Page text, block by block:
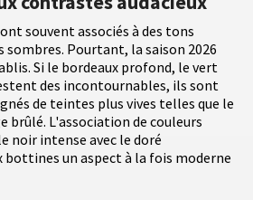
souvent associés à des tons
sombres. Pourtant, la saison 2026
Si le bordeaux profond, le vert
des incontournables, ils sont
de teintes plus vives telles que le
brûlé. L'association de couleurs
noir intense avec le doré
bottines un aspect à la fois moderne